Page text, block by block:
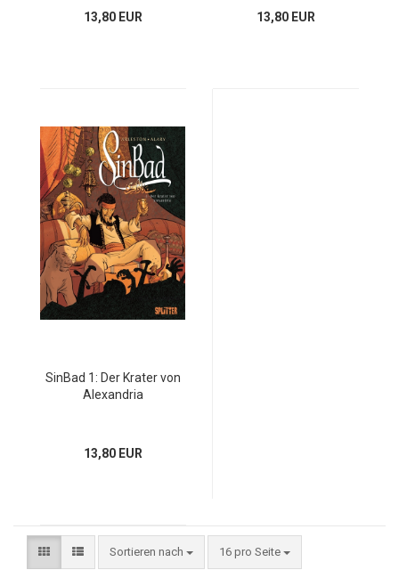
13,80 EUR 13,80 EUR
SinBad 1: Der Krater von
Alexandria
13,80 EUR
Sortieren nach 16 pro Seite